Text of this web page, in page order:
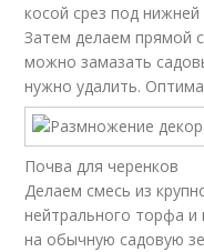
косой срез под нижней
Затем делаем прямой
можно замазать
нужно удалить.
Почва для черенков
Делаем смесь из
нейтрального торфа
на обычную садовую